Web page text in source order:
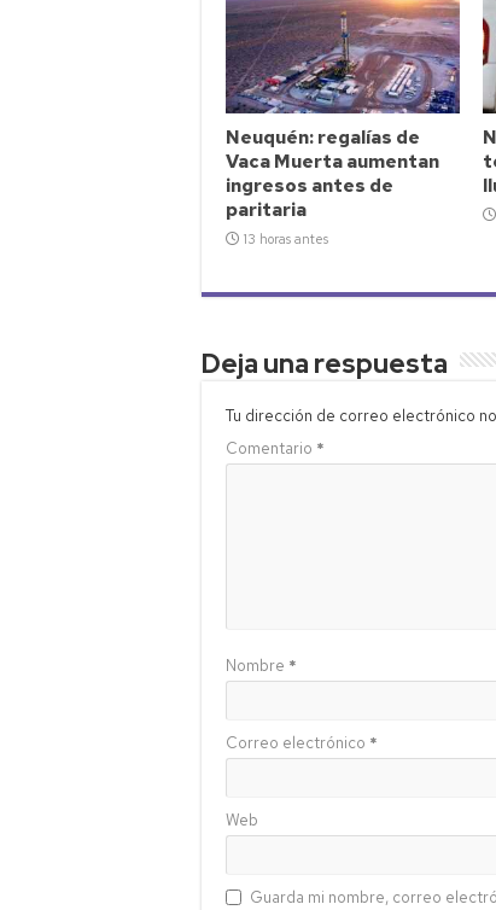
Neuquén: regalías de
Vaca Muerta aumentan
ingresos antes de
paritaria
13 horas antes
Deja una respuesta
Tu dirección de correo electrónico
Comentario *
Nombre *
Correo electrónico *
Web
Guarda mi nombre, correo